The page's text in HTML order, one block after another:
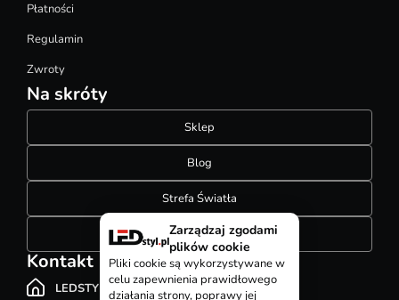
Płatności
Regulamin
Zwroty
Na skróty
Sklep
Blog
Strefa Światła
Konfigurator szynoprzewodów
Kontakt
LEDSTYL.pl
Zarządzaj zgodami
plików cookie
Pliki cookie są wykorzystywane w
celu zapewnienia prawidłowego
działania strony, poprawy jej